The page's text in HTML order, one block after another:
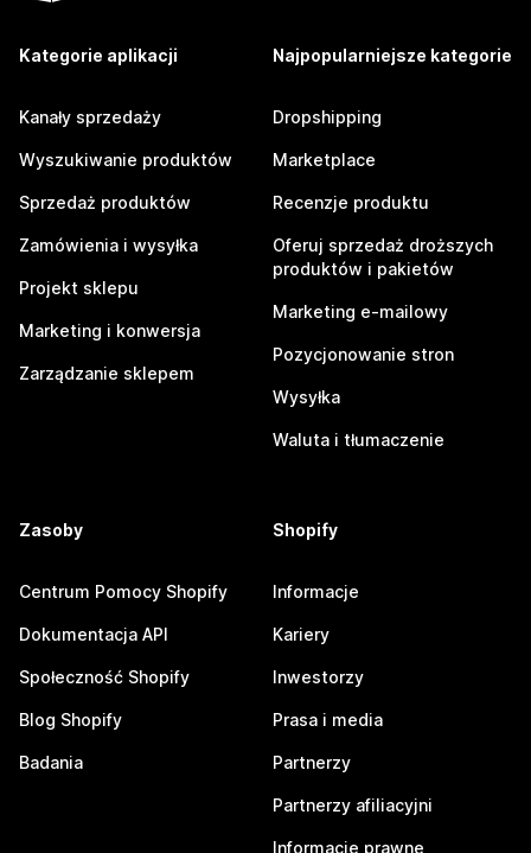
Kategorie aplikacji
Kanały sprzedaży
Wyszukiwanie produktów
Sprzedaż produktów
Zamówienia i wysyłka
Projekt sklepu
Marketing i konwersja
Zarządzanie sklepem
Najpopularniejsze kategorie
Dropshipping
Marketplace
Recenzje produktu
Oferuj sprzedaż droższych
produktów i pakietów
Marketing e-mailowy
Pozycjonowanie stron
Wysyłka
Waluta i tłumaczenie
Zasoby
Centrum Pomocy Shopify
Dokumentacja API
Społeczność Shopify
Blog Shopify
Badania
Shopify
Informacje
Kariery
Inwestorzy
Prasa i media
Partnerzy
Partnerzy afiliacyjni
Informacje prawne